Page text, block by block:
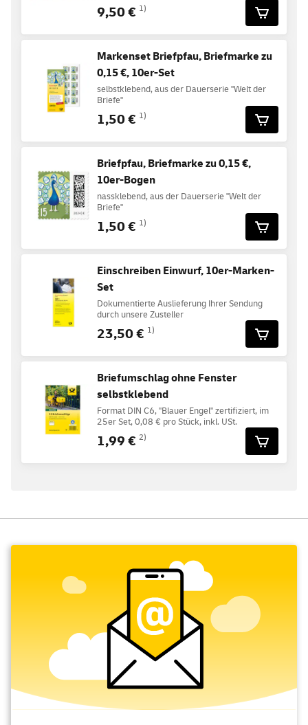
9,50 € 1)
Markenset Briefpfau, Briefmarke zu
0,15 €, 10er-Set
selbstklebend, aus der Dauerserie "Welt der
Briefe"
1,50 € 1)
Briefpfau, Briefmarke zu 0,15 €,
10er-Bogen
nassklebend, aus der Dauerserie "Welt der
Briefe"
1,50 € 1)
Einschreiben Einwurf, 10er-Marken-
Set
Dokumentierte Auslieferung Ihrer Sendung
durch unsere Zusteller
23,50 € 1)
Briefumschlag ohne Fenster
selbstklebend
Format DIN C6, "Blauer Engel" zertifiziert, im
25er Set, 0,08 € pro Stück, inkl. USt.
1,99 € 2)